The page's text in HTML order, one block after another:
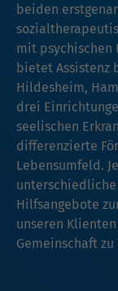
beiden
mit psychischen
bietet Assistenz
Hildesheim,
drei
seelischen
differenzierte
Lebensumfeld.
Hilfsangebote
unseren
Gemeinschaft